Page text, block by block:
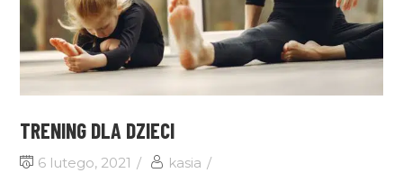
TRENING DLA DZIECI
6 lutego, 2021
kasia